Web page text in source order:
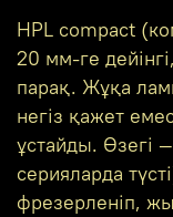
HPL compact
20 мм-ге
парақ. Жұқа
негіз қажет
ұстайды. Өзегі
серияларда
фрезерленіп,